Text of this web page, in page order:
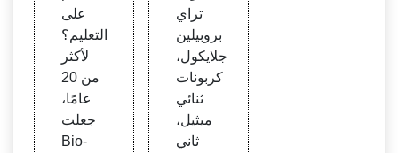
على
التعليم؟
لأكثر
من 20
عامًا،
جعلت
Bio-
تراي
بروبيلين
جلايكول،
كربونات
ثنائي
ميثيل،
ثاني